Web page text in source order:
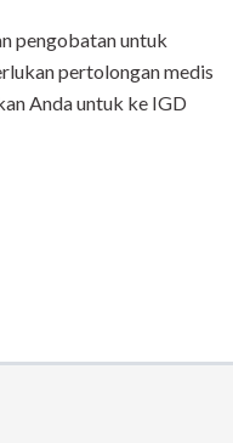
pengobatan untuk
pertolongan medis
Anda untuk ke IGD